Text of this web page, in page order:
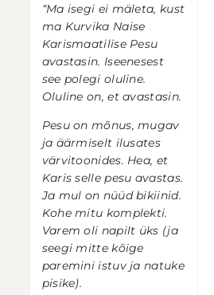
“Ma isegi ei mäleta, kust
ma Kurvika Naise
Karismaatilise Pesu
avastasin. Iseenesest
see polegi oluline.
Oluline on, et avastasin.
Pesu on mõnus, mugav
ja äärmiselt ilusates
värvitoonides. Hea, et
Karis selle pesu avastas.
Ja mul on nüüd bikiinid.
Kohe mitu komplekti.
Varem oli napilt üks (ja
seegi mitte kõige
paremini istuv ja natuke
pisike).